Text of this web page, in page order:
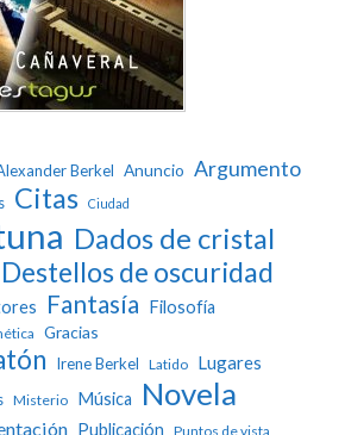
Berkel Anuncio Argumento
Citas Ciudad
Dados de cristal
Destellos de oscuridad
Fantasía Filosofía
Gracias
Irene Berkel Latido Lugares
Misterio Música Novela
Publicación Puntos de vista